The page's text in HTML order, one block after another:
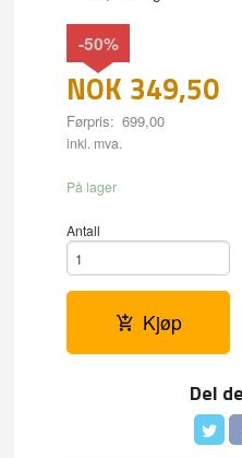
NOK 349,50
Førpris: 699,00
Rabatt
-50%
inkl. mva.
På lager
Antall
Kjøp
Del